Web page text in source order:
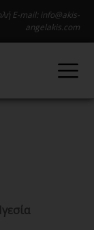
E-mail: info@akis-
angelakis.com